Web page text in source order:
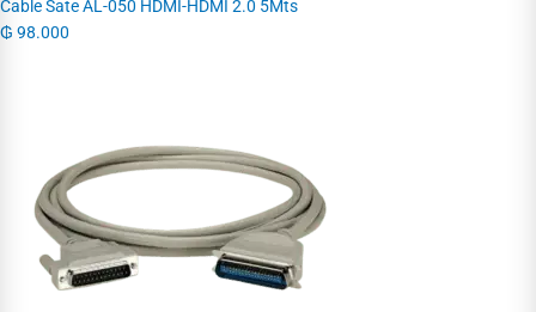
Cable Sate AL-050 HDMI-HDMI 2.0 5Mts
₲ 98.000